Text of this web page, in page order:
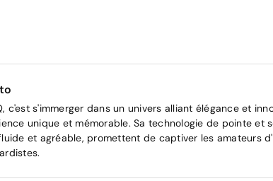
c'est s'immerger dans un univers alliant élégance et
unique et mémorable. Sa technologie de pointe et
et agréable, promettent de captiver les amateurs